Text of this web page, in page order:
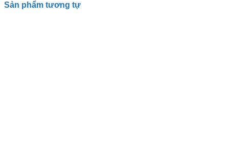
Sản phẩm tương tự